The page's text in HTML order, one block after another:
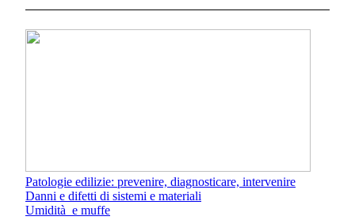
Patologie edilizie: prevenire, diagnosticare, intervenire
Danni e difetti di sistemi e materiali
Umidità e muffe